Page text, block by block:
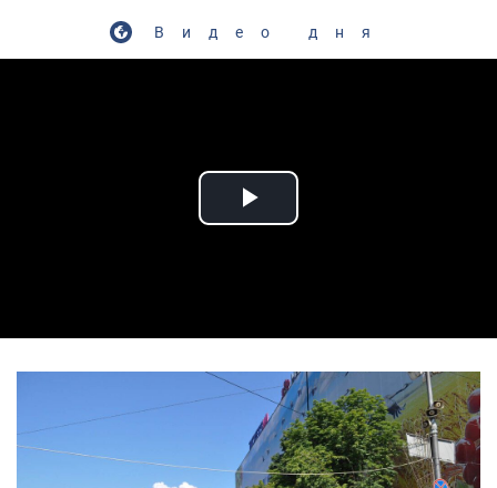
Видео дня
Play Video